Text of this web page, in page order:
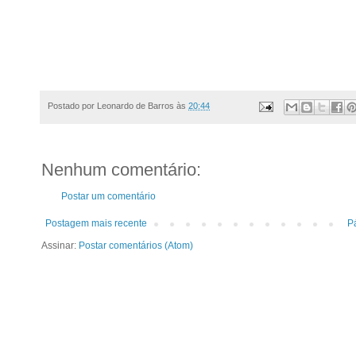
Postado por Leonardo de Barros às 20:44
Nenhum comentário:
Postar um comentário
Postagem mais recente
Assinar: Postar comentários (Atom)